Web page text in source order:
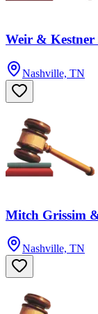
Weir &
Nashville, TN
Mitch Grissim
Nashville, TN